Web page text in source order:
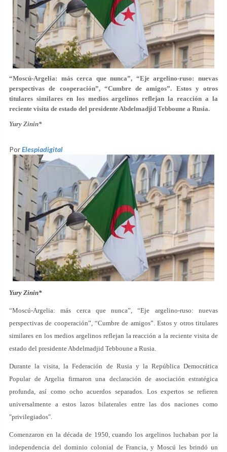
“Moscú-Argelia: más cerca que nunca”, “Eje argelino-ruso: nuevas
perspectivas de cooperación”, “Cumbre de amigos”. Estos y otros
titulares similares en los medios argelinos reflejan la reacción a la
reciente visita de estado del presidente Abdelmadjid Tebboune a Rusia.
Yury Zinin*
PorElespiadigital
Yury Zinin*
“Moscú-Argelia: más cerca que nunca”, “Eje argelino-ruso: nuevas
perspectivas de cooperación”, “Cumbre de amigos”. Estos y otros titulares
similares en los medios argelinos reflejan la reacción a la reciente visita de
estado del presidente Abdelmadjid Tebboune a Rusia.
Durante la visita, la Federación de Rusia y la República Democrática
Popular de Argelia firmaron una declaración de asociación estratégica
profunda, así como ocho acuerdos separados. Los expertos se refieren
universalmente a estos lazos bilaterales entre las dos naciones como
"privilegiados".
Comenzaron en la década de 1950, cuando los argelinos luchaban por la
independencia del dominio colonial de Francia, y Moscú les brindó un